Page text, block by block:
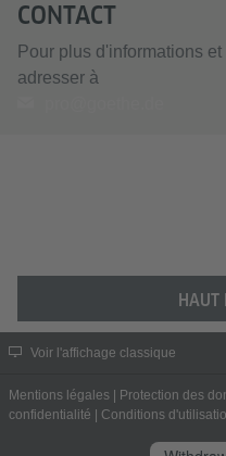
CONTACT
Pour plus d'informations
adresser à
HAUT
Voir l'affichage classique
Mentions légales Protection des
confidentialité
Conditions